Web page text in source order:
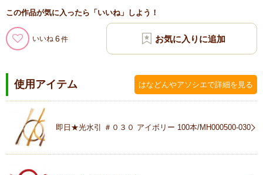
この作品が気に入ったら「いいね」しよう！
いいね 6
使用アイテム はなどんやアソシエで詳細を見る
即日★光水引 ＃０３０ アイボリー 100本/MH000500-030